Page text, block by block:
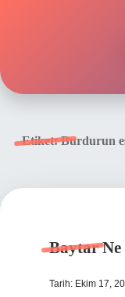
Etiket:Burdurun
Baytar Ne
Tarih: Ekim 17,